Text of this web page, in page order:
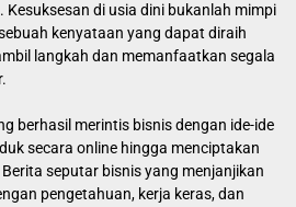
Kesuksesan di usia dini bukanlah mimpi
kenyataan yang dapat diraih
langkah dan memanfaatkan segala
berhasil merintis bisnis dengan ide-ide
secara online hingga menciptakan
seputar bisnis yang menjanjikan
pengetahuan, kerja keras, dan